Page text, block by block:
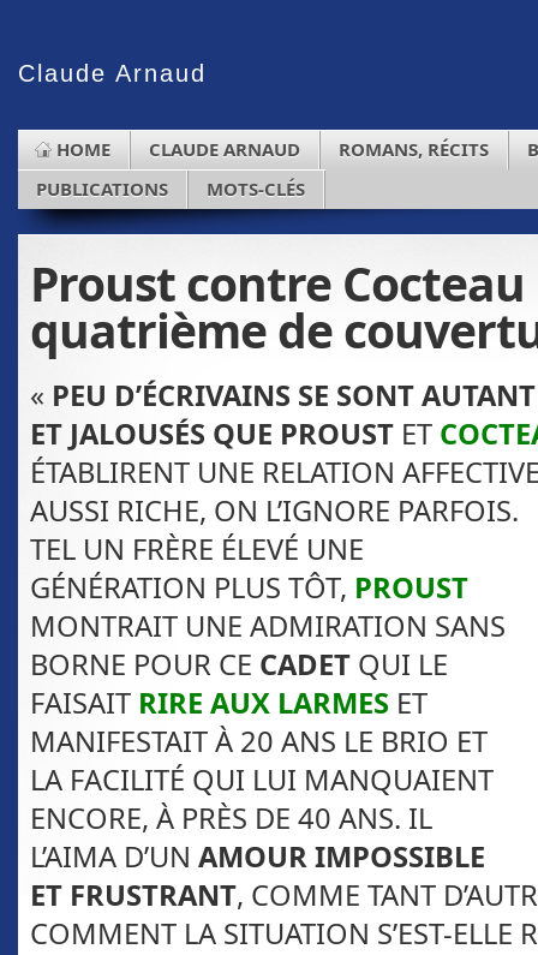
Claude Arnaud
HOME CLAUDE ARNAUD ROMANS, RÉCITS
PUBLICATIONS
MOTS-CLÉS
Proust contre Cocteau
quatrième de
« PEU D’ÉCRIVAINS SE SONT
ET JALOUSÉS QUE PROUST ET
ÉTABLIRENT UNE RELATION
AUSSI RICHE, ON L’IGNORE PARFOIS.
TEL UN FRÈRE ÉLEVÉ UNE
GÉNÉRATION PLUS TÔT, PROUST
MONTRAIT UNE ADMIRATION SANS
BORNE POUR CE CADET QUI LE
FAISAIT RIRE AUX LARMES ET
MANIFESTAIT À 20 ANS LE BRIO ET
LA FACILITÉ QUI LUI MANQUAIENT
ENCORE, À PRÈS DE 40 ANS. IL
L’AIMA D’UN AMOUR IMPOSSIBLE
ET FRUSTRANT, COMME TANT
COMMENT LA SITUATION S’EST-ELLE